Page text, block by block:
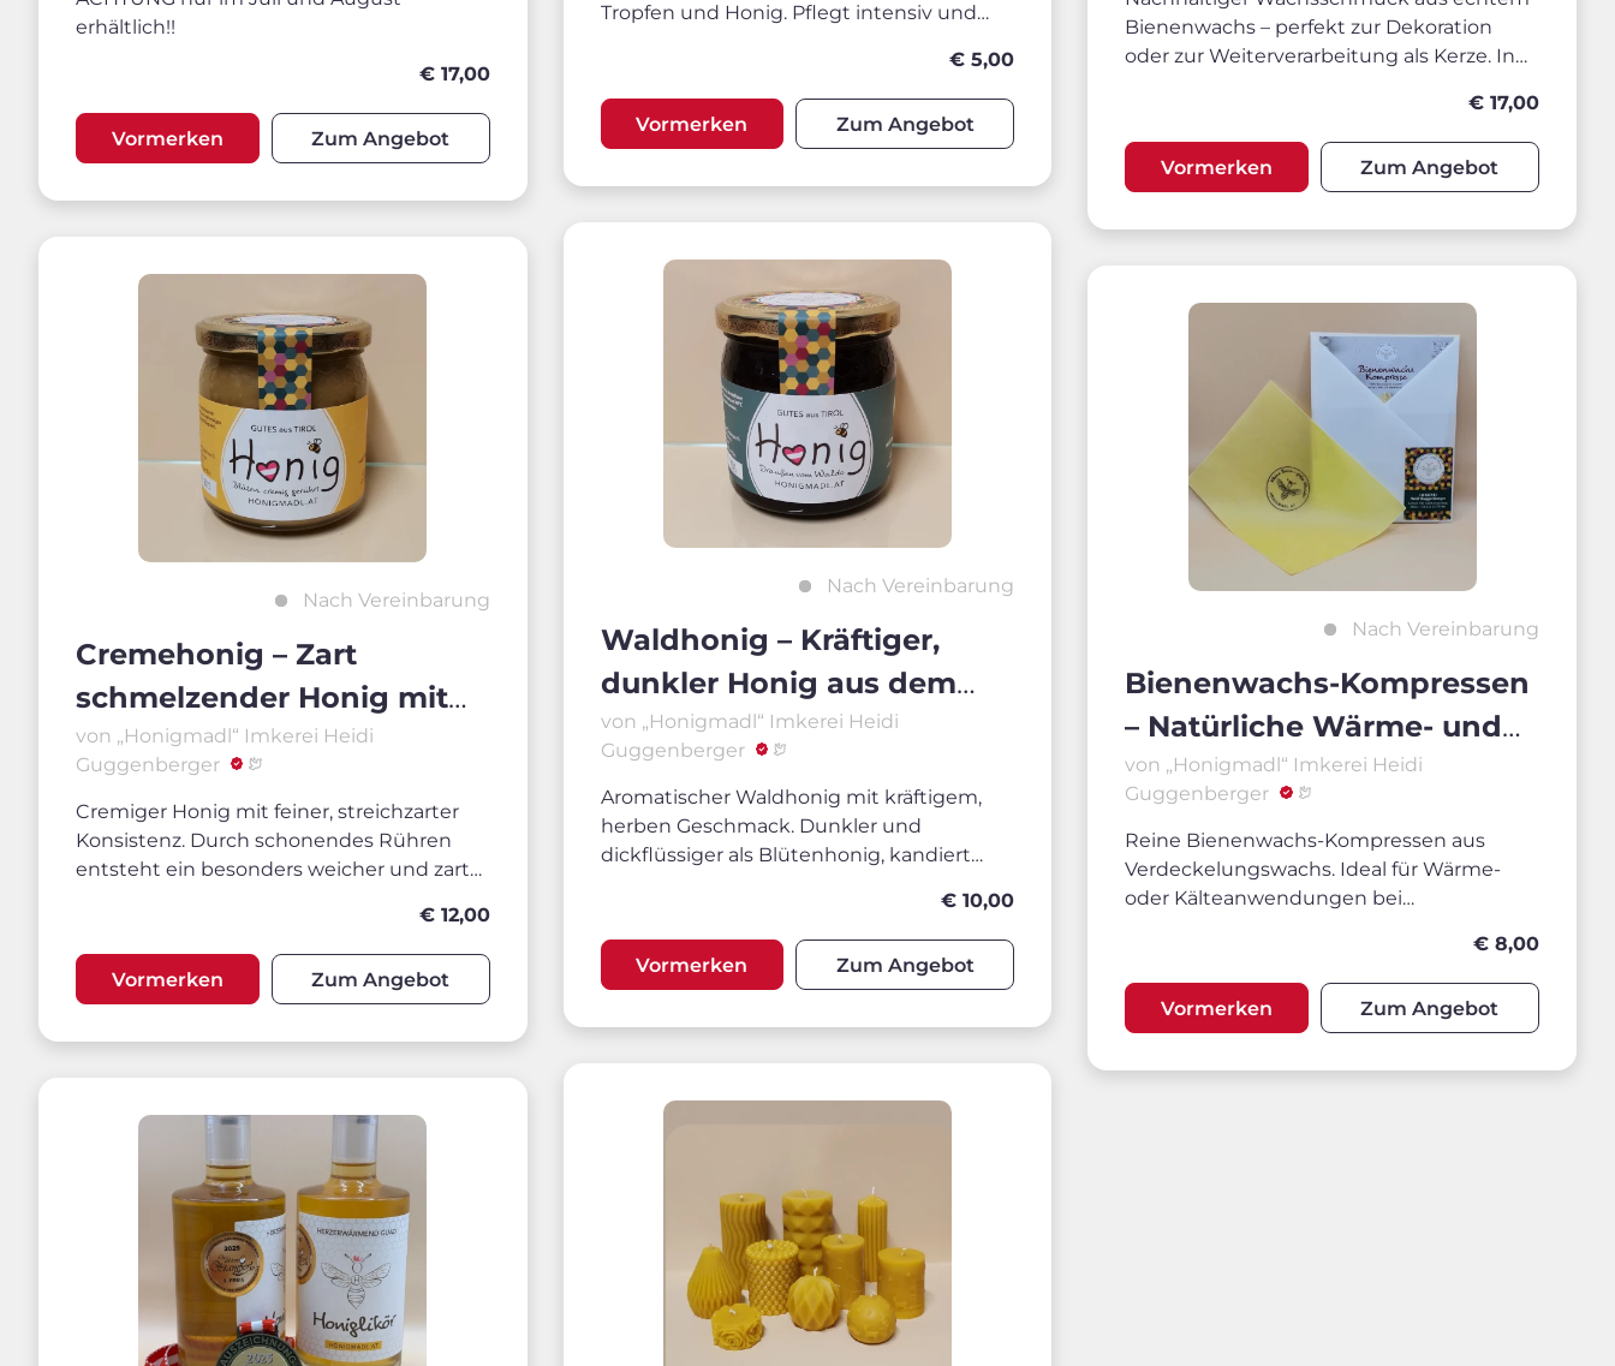
erhältlich!!
€ 17,00
Vormerken Zum Angebot
Tropfen und Honig. Pflegt intensiv und
€ 5,00
Vormerken Zum Angebot
Bienenwachs – perfekt zur Dekoration
oder zur Weiterverarbeitung als Kerze. In
€ 17,00
Vormerken Zum Angebot
Nach Vereinbarung
Cremehonig – Zart
schmelzender Honig mit
feiner Konsistenz
von „Honigmadl“ Imkerei Heidi
Guggenberger
Cremiger Honig mit feiner, streichzarter
Konsistenz. Durch schonendes Rühren
entsteht ein besonders weicher und zart
Vorrübergehend LEIDER AUSVERKAUFT!!
€ 12,00
Vormerken Zum Angebot
Nach Vereinbarung
Waldhonig – Kräftiger,
dunkler Honig aus dem
Bienenstock
von „Honigmadl“ Imkerei Heidi
Guggenberger
Aromatischer Waldhonig mit kräftigem,
herben Geschmack. Dunkler und
dickflüssiger als Blütenhonig, kandiert
verflüssigt werden. Vorrübergehend
LEIDER AUSVERKAUFT!!
€ 10,00
Vormerken Zum Angebot
Nach Vereinbarung
Bienenwachs-Kompressen
– Natürliche Wärme- und
Kälteauflage
von „Honigmadl“ Imkerei Heidi
Guggenberger
Reine Bienenwachs-Kompressen aus
Verdeckelungswachs. Ideal für Wärme-
oder Kälteanwendungen bei
€ 8,00
Vormerken Zum Angebot